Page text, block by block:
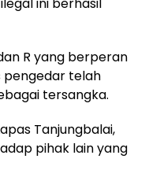
ini berhasil
R yang berperan
pengedar telah
tersangka.
Tanjungbalai,
pihak lain yang